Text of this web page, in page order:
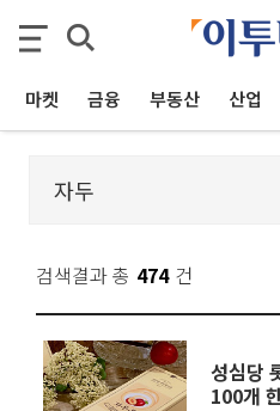
마켓 금융 부동산 산업
검색결과 총 474 건
성심당
100개